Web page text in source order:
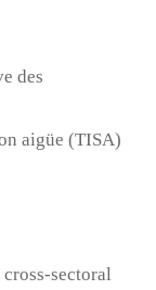
des
aigüe (TISA)
sectoral